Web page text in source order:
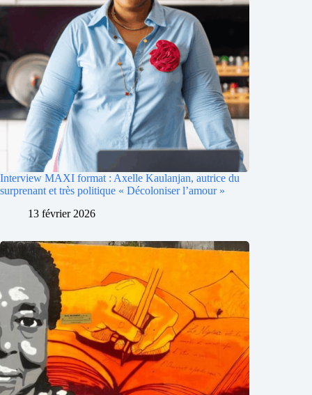
Interview MAXI format : Axelle Kaulanjan, autrice du
surprenant et très politique « Décoloniser l’amour »
13 février 2026